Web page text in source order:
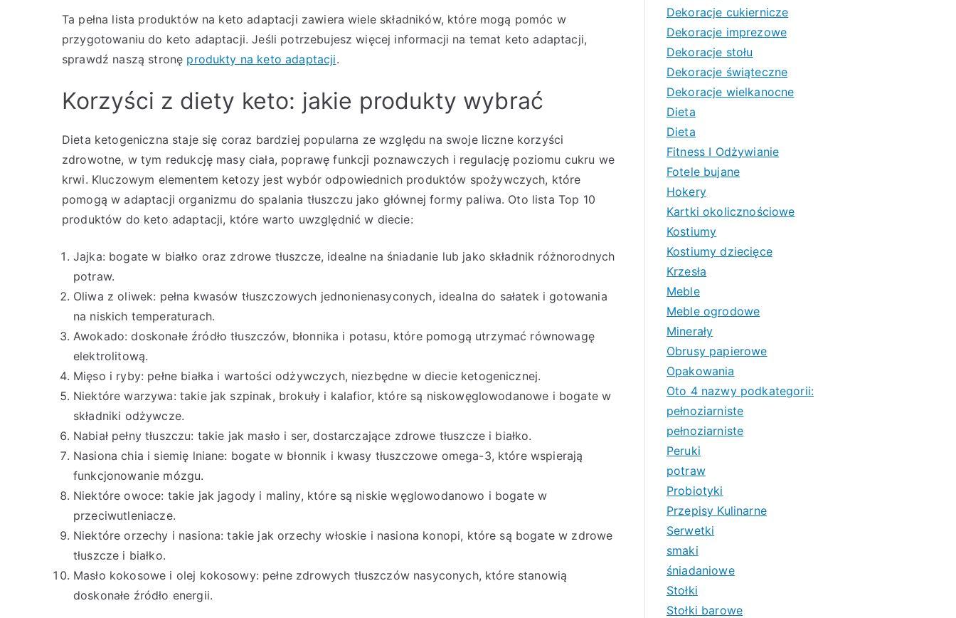
Ta pełna lista produktów na keto adaptacji zawiera wiele składników, które mogą pomóc w
przygotowaniu do keto adaptacji. Jeśli potrzebujesz więcej informacji na temat keto adaptacji,
sprawdź naszą stronę produkty na keto adaptacji.
Korzyści z diety keto: jakie produkty wybrać
Dieta ketogeniczna staje się coraz bardziej popularna ze względu na swoje liczne korzyści
zdrowotne, w tym redukcję masy ciała, poprawę funkcji poznawczych i regulację poziomu cukru we
krwi. Kluczowym elementem ketozy jest wybór odpowiednich produktów spożywczych, które
pomogą w adaptacji organizmu do spalania tłuszczu jako głównej formy paliwa. Oto lista Top 10
produktów do keto adaptacji, które warto uwzględnić w diecie:
Jajka: bogate w białko oraz zdrowe tłuszcze, idealne na śniadanie lub jako składnik różnorodnych
potraw.
Oliwa z oliwek: pełna kwasów tłuszczowych jednonienasyconych, idealna do sałatek i gotowania
na niskich temperaturach.
Awokado: doskonałe źródło tłuszczów, błonnika i potasu, które pomogą utrzymać równowagę
elektrolitową.
Mięso i ryby: pełne białka i wartości odżywczych, niezbędne w diecie ketogenicznej.
Niektóre warzywa: takie jak szpinak, brokuły i kalafior, które są niskowęglowodanowe i bogate w
składniki odżywcze.
Nabiał pełny tłuszczu: takie jak masło i ser, dostarczające zdrowe tłuszcze i białko.
Nasiona chia i siemię lniane: bogate w błonnik i kwasy tłuszczowe omega-3, które wspierają
funkcjonowanie mózgu.
Niektóre owoce: takie jak jagody i maliny, które są niskie węglowodanowo i bogate w
przeciwutleniacze.
Niektóre orzechy i nasiona: takie jak orzechy włoskie i nasiona konopi, które są bogate w zdrowe
tłuszcze i białko.
Masło kokosowe i olej kokosowy: pełne zdrowych tłuszczów nasyconych, które stanowią
doskonałe źródło energii.
Dekoracje cukiernicze
Dekoracje imprezowe
Dekoracje stołu
Dekoracje świąteczne
Dekoracje wielkanocne
Dieta
Dieta
Fitness I Odżywianie
Fotele bujane
Hokery
Kartki okolicznościowe
Kostiumy
Kostiumy dziecięce
Krzesła
Meble
Meble ogrodowe
Minerały
Obrusy papierowe
Opakowania
Oto 4 nazwy podkategorii:
pełnoziarniste
pełnoziarniste
Peruki
potraw
Probiotyki
Przepisy Kulinarne
Serwetki
smaki
śniadaniowe
Stołki
Stołki barowe